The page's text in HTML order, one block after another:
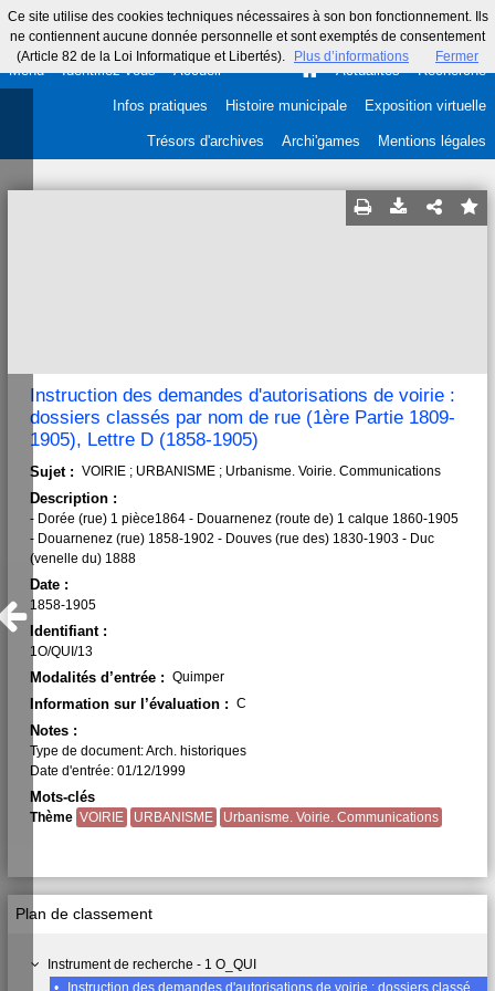
Ce site utilise des cookies techniques nécessaires à son bon fonctionnement. Ils
ne contiennent aucune donnée personnelle et sont exemptés de consentement
(Article 82 de la Loi Informatique et Libertés).
Plus d’informations Fermer
Menu Identifiez-vous Accueil Actualités Recherche
Infos pratiques Histoire municipale Exposition virtuelle
Trésors d'archives Archi'games Mentions légales
Plan de classement
Instrument de recherche - 1 O_QUI
Instruction des demandes d'autorisations de voirie :
dossiers classés par nom de rue (1ère Partie 1809-
1905), Lettre D (1858-1905)
Sujet : VOIRIE ; URBANISME ; Urbanisme. Voirie. Communications
Description :
- Dorée (rue) 1 pièce1864 - Douarnenez (route de) 1 calque 1860-1905
- Douarnenez (rue) 1858-1902 - Douves (rue des) 1830-1903 - Duc
(venelle du) 1888
Date :
1858-1905
Identifiant :
1O/QUI/13
Modalités d’entrée : Quimper
Information sur l’évaluation : C
Notes :
Type de document: Arch. historiques
Date d'entrée: 01/12/1999
Mots-clés
Thème VOIRIE URBANISME Urbanisme. Voirie. Communications